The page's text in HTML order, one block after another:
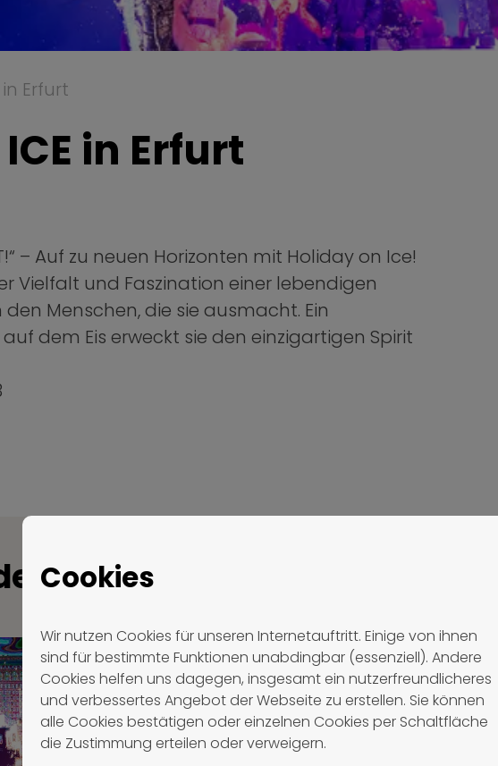
in Erfurt
ICE in Erfurt
– Auf zu neuen Horizonten mit Holiday on Ice!
Vielfalt und Faszination einer lebendigen
Menschen, die sie ausmacht. Ein
dem Eis erweckt sie den einzigartigen Spirit
Reise
Cookies
Wir nutzen Cookies für unseren Internetauftritt. Einige von ihnen
sind für bestimmte Funktionen unabdingbar (essenziell). Andere
Cookies helfen uns dagegen, insgesamt ein nutzerfreundlicheres
und verbessertes Angebot der Webseite zu erstellen. Sie können
alle Cookies bestätigen oder einzelnen Cookies per Schaltfläche
die Zustimmung erteilen oder verweigern.